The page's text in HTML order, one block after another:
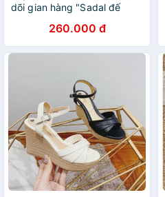
dõi gian hàng "Sadal đế
cao 6cm tôn dáng - S85N7
260.000 đ